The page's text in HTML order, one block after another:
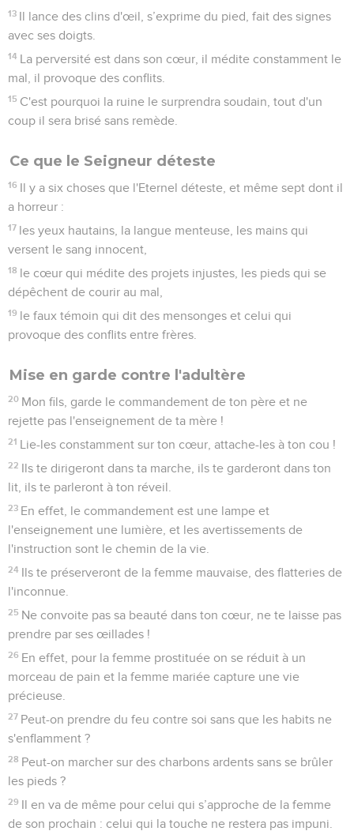
13 Il lance des clins d'œil, s’exprime du pied, fait des signes
avec ses doigts.
14 La perversité est dans son cœur, il médite constamment le
mal, il provoque des conflits.
15 C'est pourquoi la ruine le surprendra soudain, tout d'un
coup il sera brisé sans remède.
Ce que le Seigneur déteste
16 Il y a six choses que l'Eternel déteste, et même sept dont il
a horreur :
17 les yeux hautains, la langue menteuse, les mains qui
versent le sang innocent,
18 le cœur qui médite des projets injustes, les pieds qui se
dépêchent de courir au mal,
19 le faux témoin qui dit des mensonges et celui qui
provoque des conflits entre frères.
Mise en garde contre l'adultère
20 Mon fils, garde le commandement de ton père et ne
rejette pas l'enseignement de ta mère !
21 Lie-les constamment sur ton cœur, attache-les à ton cou !
22 Ils te dirigeront dans ta marche, ils te garderont dans ton
lit, ils te parleront à ton réveil.
23 En effet, le commandement est une lampe et
l'enseignement une lumière, et les avertissements de
l'instruction sont le chemin de la vie.
24 Ils te préserveront de la femme mauvaise, des flatteries de
l'inconnue.
25 Ne convoite pas sa beauté dans ton cœur, ne te laisse pas
prendre par ses œillades !
26 En effet, pour la femme prostituée on se réduit à un
morceau de pain et la femme mariée capture une vie
précieuse.
27 Peut-on prendre du feu contre soi sans que les habits ne
s'enflamment ?
28 Peut-on marcher sur des charbons ardents sans se brûler
les pieds ?
29 Il en va de même pour celui qui s’approche de la femme
de son prochain : celui qui la touche ne restera pas impuni.